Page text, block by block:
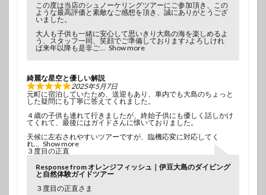
この度は当店のシュノーケリングツアーにご参加頂き、この
ような最高評価と素敵なご感想を頂き、誠にありがとうござ
いました。
大人も子供も一緒に安心して思いきり大島の海を楽しめるよ
う、スタッフ一同、笑顔でご準備しております♪よろしけれ
ば来年以降も是非ご
Show more
綺麗な星空と優しい解説
2025年5月7日
元町に宿泊していたため、送迎もあり、車内でも大島のちょっと
した疑問にも丁寧に答えてくれました。
４歳の子供も連れて行きましたが、終始子供にも優しく話しかけ
てくれて、最後にはガイドさんに懐いておりました。
天候に左右されやすいツアーですが、臨機応変に対応してく
れ
Show more
３度目の正直
Response from オレンジフィッシュ｜伊豆大島のダイビング
と自然体験ガイドツアー
３度目の正直さま